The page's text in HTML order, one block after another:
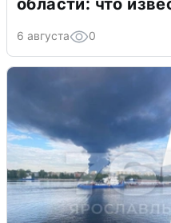
области: что
6 августа 0